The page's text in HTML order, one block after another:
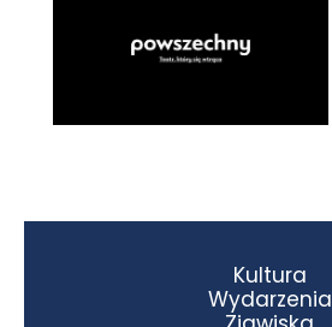
Kultura
Wydarzenia